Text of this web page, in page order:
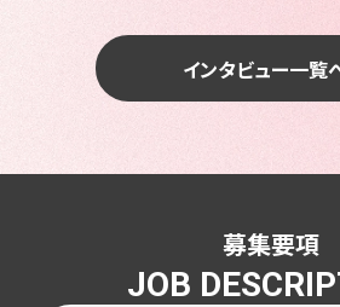
インタビュー一覧
募集要項
JOB